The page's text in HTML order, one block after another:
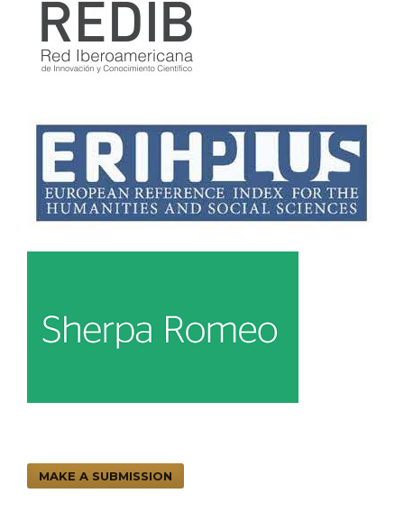
MAKE A SUBMISSION